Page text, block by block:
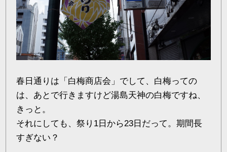
春日通りは「白梅商店会」でして、白梅っての
は、あとで行きますけど湯島天神の白梅ですね、
きっと。
それにしても、祭り1日から23日だって。期間長
すぎない？